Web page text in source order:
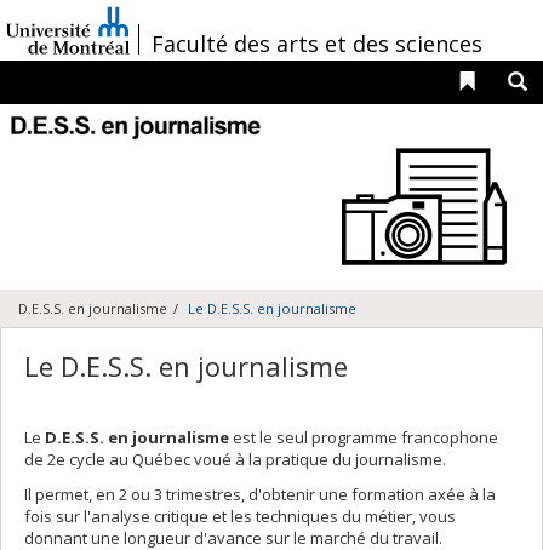
au
contenu
/Faculté des arts et des sciences
Liens
Navigation
principale
D.E.S.S. en journalisme Le D.E.S.S. en journalisme
Le D.E.S.S. en journalisme
Le D.E.S.S. en journalismeest le seul programme francophone
de 2e cycle au Québec voué à la pratique du journalisme.
Il permet, en 2 ou 3 trimestres, d'obtenir une formation axée à la
fois sur l'analyse critique et les techniques du métier, vous
donnant une longueur d'avance sur le marché du travail.